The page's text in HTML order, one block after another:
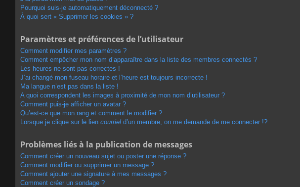
Pourquoi suis-je automatiquement déconnecté ?
À quoi sert « Supprimer les cookies » ?
Paramètres et préférences de l’utilisateur
Comment modifier mes paramètres ?
Comment empêcher mon nom d’apparaître dans la liste des membres connectés ?
Les heures ne sont pas correctes !
J’ai changé mon fuseau horaire et l’heure est toujours incorrecte !
Ma langue n’est pas dans la liste !
A quoi correspondent les images à proximité de mon nom d’utilisateur ?
Comment puis-je afficher un avatar ?
Qu’est-ce que mon rang et comment le modifier ?
Lorsque je clique sur le lien courriel d’un membre, on me demande de me connecter !?
Problèmes liés à la publication de messages
Comment créer un nouveau sujet ou poster une réponse ?
Comment modifier ou supprimer un message ?
Comment ajouter une signature à mes messages ?
Comment créer un sondage ?